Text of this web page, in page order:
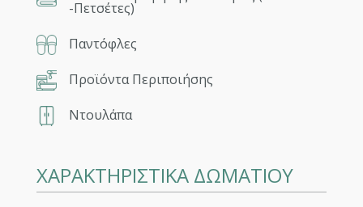
-Πετσέτες)
Παντόφλες
Προϊόντα Περιποιήσης
Ντουλάπα
ΧΑΡΑΚΤΗΡΙΣΤΙΚΑ ΔΩΜΑΤΙΟΥ